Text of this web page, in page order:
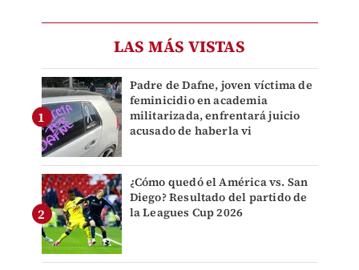
LAS MÁS VISTAS
Padre de Dafne, joven víctima de
feminicidio en academia
militarizada, enfrentará juicio
acusado de haberla vi
¿Cómo quedó el América vs. San
Diego? Resultado del partido de
la Leagues Cup 2026